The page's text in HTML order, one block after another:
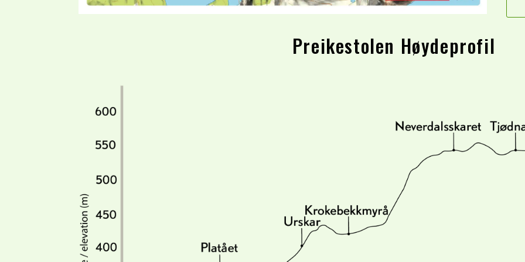
Preikestolen Høydeprofil